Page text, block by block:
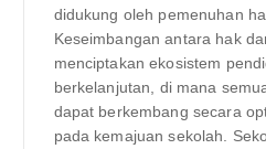
didukung oleh pemenuhan
Keseimbangan antara hak
menciptakan ekosistem
berkelanjutan, di mana
dapat berkembang secara
pada kemajuan sekolah.